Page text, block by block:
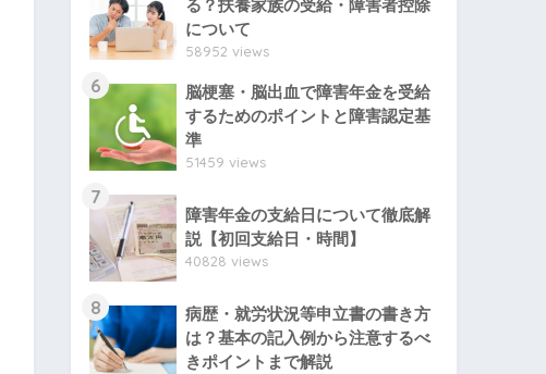
る？扶養家族の受給・障害者控除
について
58952 views
6
脳梗塞・脳出血で障害年金を受給
するためのポイントと障害認定基
準
51459 views
7
障害年金の支給日について徹底解
説【初回支給日・時間】
40828 views
8
病歴・就労状況等申立書の書き方
は？基本の記入例から注意するべ
きポイントまで解説